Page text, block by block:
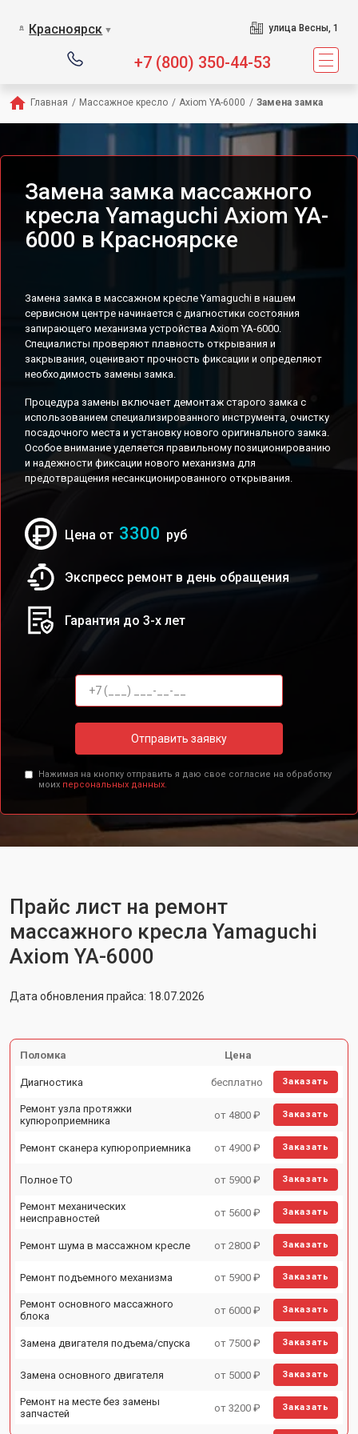
Красноярск ▼ улица Весны, 1
+7 (800) 350-44-53
Главная / Массажное кресло / Axiom YA-6000 / Замена замка
Замена замка массажного
кресла Yamaguchi Axiom YA-
6000 в Красноярске
Замена замка в массажном кресле Yamaguchi в нашем
сервисном центре начинается с диагностики состояния
запирающего механизма устройства Axiom YA-6000.
Специалисты проверяют плавность открывания и
закрывания, оценивают прочность фиксации и определяют
необходимость замены замка.
Процедура замены включает демонтаж старого замка с
использованием специализированного инструмента, очистку
посадочного места и установку нового оригинального замка.
Особое внимание уделяется правильному позиционированию
и надежности фиксации нового механизма для
предотвращения несанкционированного открывания.
Цена от 3300 руб
Экспресс ремонт в день обращения
Гарантия до 3-х лет
Отправить заявку
Нажимая на кнопку отправить я даю свое согласие на обработку
моих персональных данных.
Прайс лист на ремонт
массажного кресла Yamaguchi
Axiom YA-6000
Дата обновления прайса: 18.07.2026
Поломка Цена
Диагностика бесплатно Заказать
Ремонт узла протяжки
купюроприемника
от 4800 ₽ Заказать
Ремонт сканера купюроприемника от 4900 ₽ Заказать
Полное ТО от 5900 ₽ Заказать
Ремонт механических
неисправностей
от 5600 ₽ Заказать
Ремонт шума в массажном кресле от 2800 ₽ Заказать
Ремонт подъемного механизма от 5900 ₽ Заказать
Ремонт основного массажного
блока
от 6000 ₽ Заказать
Замена двигателя подъема/спуска от 7500 ₽ Заказать
Замена основного двигателя от 5000 ₽ Заказать
Ремонт на месте без замены
запчастей
от 3200 ₽ Заказать